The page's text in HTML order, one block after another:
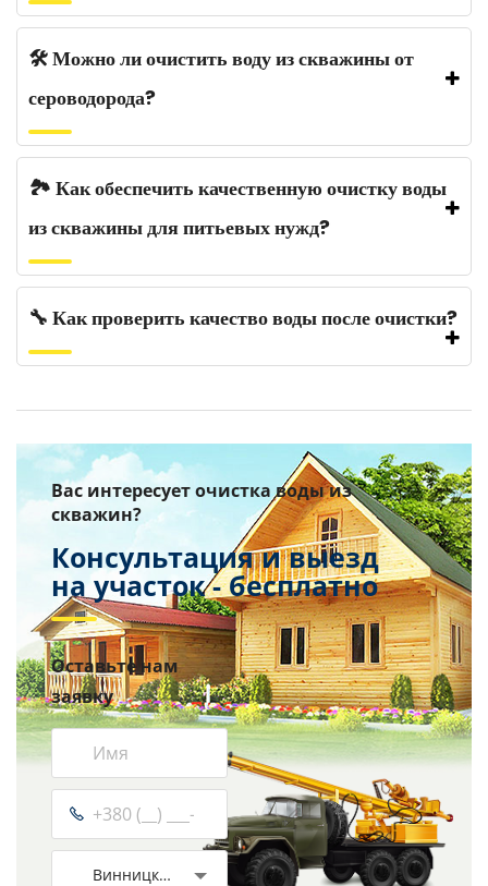
🛠️ Можно ли очистить воду из скважины от
сероводорода?
🏞️ Как обеспечить качественную очистку воды
из скважины для питьевых нужд?
🔧 Как проверить качество воды после очистки?
Вас интересует очистка воды из
скважин?
Консультация и выезд
на участок - бесплатно
Оставьте нам
заявку
Винницкая